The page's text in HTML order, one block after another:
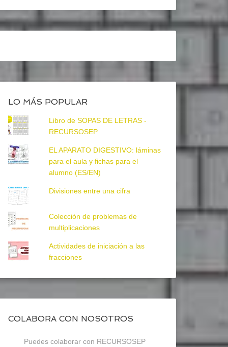
LO MÁS POPULAR
Libro de SOPAS DE LETRAS -
RECURSOSEP
EL APARATO DIGESTIVO: láminas
para el aula y fichas para el
alumno (ES/EN)
Divisiones entre una cifra
Colección de problemas de
multiplicaciones
Actividades de iniciación a las
fracciones
COLABORA CON NOSOTROS
Puedes colaborar con RECURSOSEP